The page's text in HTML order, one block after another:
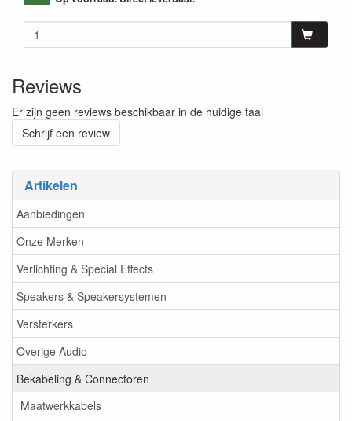
Artikelen
Aanbiedingen
Onze Merken
Verlichting & Special Effects
Speakers & Speakersystemen
Versterkers
Overige Audio
Bekabeling & Connectoren
Maatwerkkabels
Reviews
Er zijn geen reviews beschikbaar in de huidige taal
Schrijf een review